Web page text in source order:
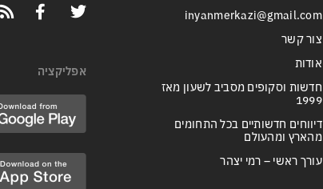
inyanmerkazi@gmail.com
צור קשר
אודות
חדשות וסקופים מסביב לשעון מאז
1999
דיווחים חדשותיים בכל התחומים
מהארץ ומהעולם
עורך ראשי – רמי יצהר
אפליקציה